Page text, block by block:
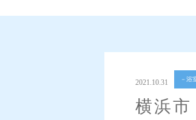
2021.10.31 －浴
横浜